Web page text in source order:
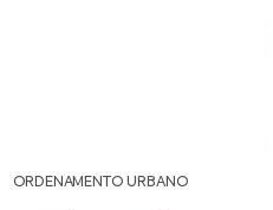
ORDENAMENTO URBANO